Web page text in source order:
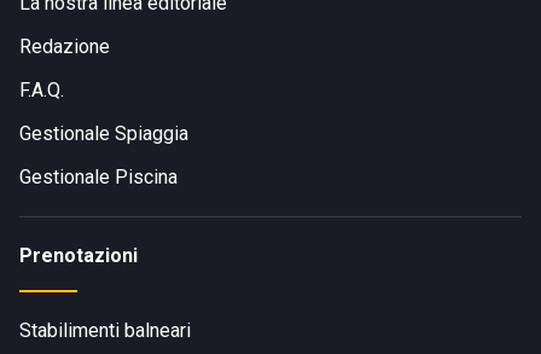
Redazione
F.A.Q.
Gestionale Spiaggia
Gestionale Piscina
Prenotazioni
Stabilimenti balneari